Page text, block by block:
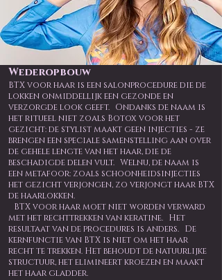
Wederopbouw
BTX voor haar is een salonprocedure die de
lokken onmiddellijk een gezonde en
verzorgde look geeft. Ondanks de naam is
het ritueel niet zoals Botox voor het
gezicht: de stylist maakt geen injecties - ze
brengen een speciale samenstelling aan over
de gehele lengte van het haar, die de
beschadigde delen vult. Welnu, de naam is
een metafoor: zoals schoonheidsinjecties
het gezicht verjongen, zo verjongt haar BTX
de haarlokken.
BTX voor haar moet niet worden verward
met het rechttrekken van keratine. Het
resultaat van de procedures is anders. De
kernfunctie van BTX is niet om het haar
recht te trekken. Het behoudt de natuurlijke
structuur, het elimineert kroezen en maakt
het haar gladder.